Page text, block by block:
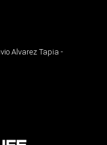
Alvarez Tapia -